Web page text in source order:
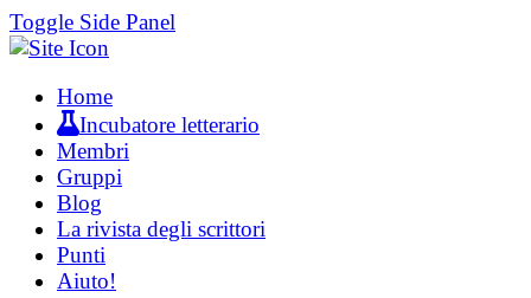
Toggle Side Panel
Home
Incubatore letterario
Membri
Gruppi
Blog
La rivista degli scrittori
Punti
Aiuto!